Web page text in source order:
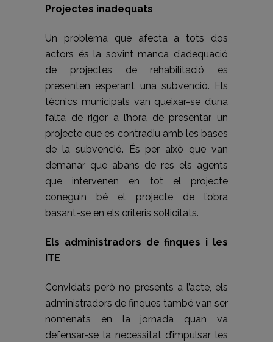
Projectes inadequats
Un problema que afecta a tots dos
actors és la sovint manca d’adequació
de projectes de rehabilitació es
presenten esperant una subvenció. Els
tècnics municipals van queixar-se d’una
falta de rigor a l’hora de presentar un
projecte que es contradiu amb les bases
de la subvenció. És per això que van
demanar que abans de res els agents
que intervenen en tot el projecte
coneguin bé el projecte de l’obra
basant-se en els criteris sol·licitats.
Els administradors de finques i les
ITE
Convidats però no presents a l’acte, els
administradors de finques també van ser
nomenats en la jornada quan va
defensar-se la necessitat d’impulsar les